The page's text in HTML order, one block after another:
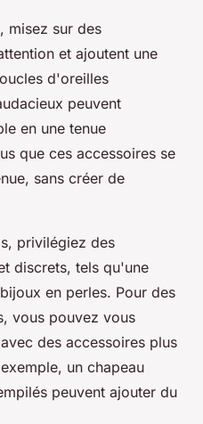
, misez sur des
et ajoutent une
d'oreilles
peuvent
en une tenue
que ces accessoires se
sans créer de
privilégiez des
discrets, tels qu'une
en perles. Pour des
vous pouvez vous
des accessoires plus
un chapeau
peuvent ajouter du